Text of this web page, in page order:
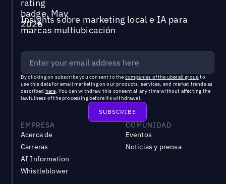
Insights sobre marketing local e IA para
marcas multiubicación
By clicking on subscribe you consent to the companies of the uberall groupto
use this data for email marketing on our products, services, and market trends as
described here. You can withdraw this consent at any time without affecting the
lawfulness of the processing before its withdrawal.
EMPRESA
Acerca de
Carreras
AI Information
Whistleblower
COMUNIDAD
Eventos
Noticias y prensa